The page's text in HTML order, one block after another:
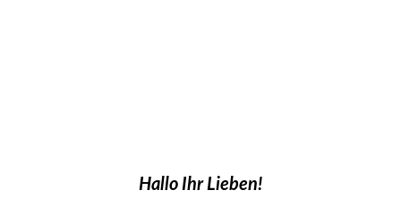
Hallo Ihr Lieben!